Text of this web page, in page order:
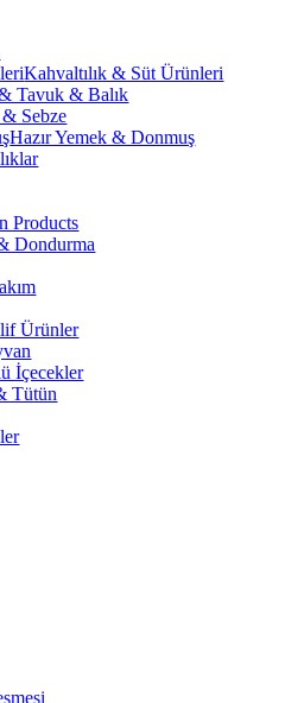
Kahvaltılık & Süt Ürünleri
Tavuk & Balık
Sebze
Hazır Yemek & Donmuş
Products
Dondurma
Ürünler
İçecekler
Tütün